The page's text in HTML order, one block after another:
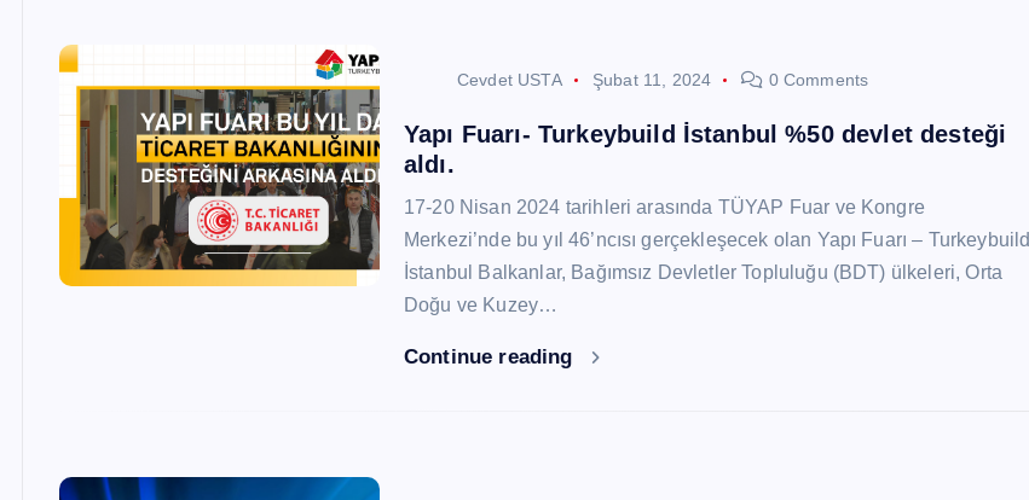
Cevdet USTA Şubat 11, 2024 0 Comments
Yapı Fuarı- Turkeybuild İstanbul %50 devlet desteği
aldı.
17-20 Nisan 2024 tarihleri arasında TÜYAP Fuar ve Kongre
Merkezi’nde bu yıl 46’ncısı gerçekleşecek olan Yapı Fuarı – Turkeybuild
İstanbul Balkanlar, Bağımsız Devletler Topluluğu (BDT) ülkeleri, Orta
Doğu ve Kuzey…
Continue reading